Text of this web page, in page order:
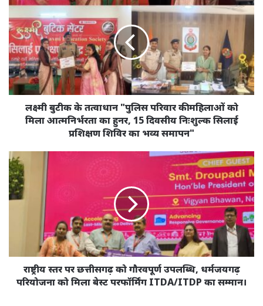
बुटीक
के
तत्वाधान
"पुलिस
परिवार
की
महिलाओं
को
आत्मनिर्भरता
15
दिवसीय
निःशुल्क
सिलाई
लक्ष्मी बुटीक के तत्वाधान "पुलिस परिवार की महिलाओं को
मिला आत्मनिर्भरता का हुनर, 15 दिवसीय निःशुल्क सिलाई
प्रशिक्षण शिविर का भव्य समापन"
राष्ट्रीय
स्तर
पर
छत्तीसगढ़
परियोजना
मिला
राष्ट्रीय स्तर पर छत्तीसगढ़ को गौरवपूर्ण उपलब्धि, धर्मजयगढ़
परियोजना को मिला बेस्ट परफॉर्मिंग ITDA/ITDP का सम्मान।